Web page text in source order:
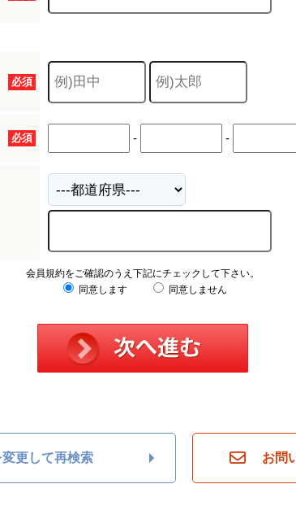
当社提携金融機関 8代疾病保証付き住宅ローン
飯能市 狭山市 ふじみ野市 富士見市
東村山市 入間市 狭山市 富士
うちのリフォーム おうちパークグループの強み
必須
必須 - -
会員規約をご確認のうえ下記にチェックして下さい。
同意します
同意しません
更して再検索 お問